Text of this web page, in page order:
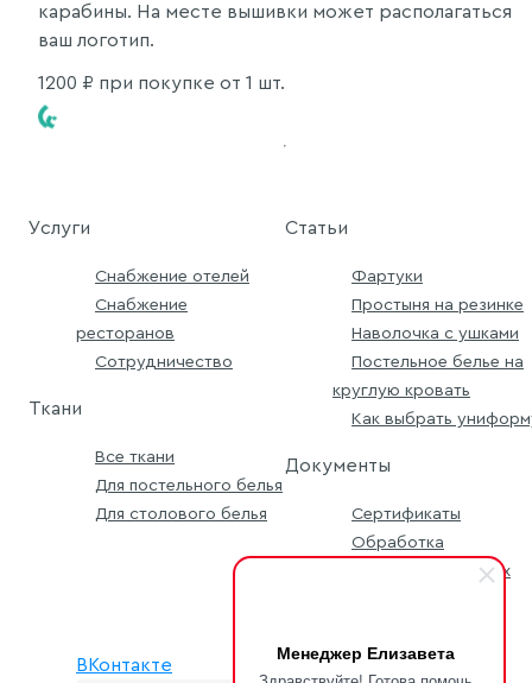
Менеджер Елизавета
карабины. На месте вышивки может располагаться
ваш логотип.
1200 ₽ при покупке от 1 шт.
Услуги
Снабжение отелей
Снабжение
ресторанов
Сотрудничество
Ткани
Все ткани
Для постельного белья
Для столового белья
Статьи
Фартуки
Простыня на резинке
Наволочка с ушками
Постельное белье на
круглую кровать
Как выбрать
Документы
Сертификаты
Обработка
персональных данных
ВКонтакте